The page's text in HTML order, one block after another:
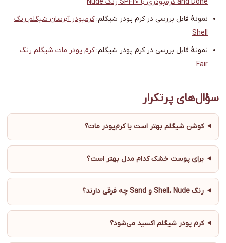
نمونهٔ قابل بررسی در کرم پودر شیگلم:کرمپودر آبرسان شیگلم رنگ
Shell
نمونهٔ قابل بررسی در کرم پودر شیگلم:کرم پودر مات شیگلم رنگ
Fair
سؤال‌های پرتکرار
کوشن شیگلم بهتر است یا کرم‌پودر مات؟
برای پوست خشک کدام مدل بهتر است؟
رنگ Shell، Nude و Sand چه فرقی دارند؟
کرم پودر شیگلم اکسید می‌شود؟